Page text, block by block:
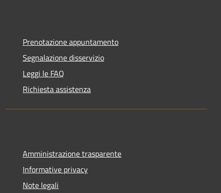
Prenotazione appuntamento
Segnalazione disservizio
Leggi le FAQ
Richiesta assistenza
Amministrazione trasparente
Informative privacy
Note legali